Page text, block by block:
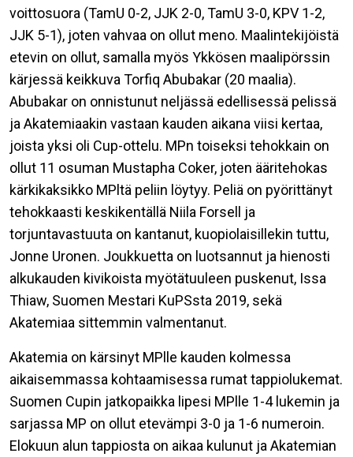
voittosuora (TamU 0-2, JJK 2-0, TamU 3-0, KPV 1-2,
JJK 5-1), joten vahvaa on ollut meno. Maalintekijöistä
etevin on ollut, samalla myös Ykkösen maalipörssin
kärjessä keikkuva Torfiq Abubakar (20 maalia).
Abubakar on onnistunut neljässä edellisessä pelissä
ja Akatemiaakin vastaan kauden aikana viisi kertaa,
joista yksi oli Cup-ottelu. MPn toiseksi tehokkain on
ollut 11 osuman Mustapha Coker, joten ääritehokas
kärkikaksikko MPltä peliin löytyy. Peliä on pyörittänyt
tehokkaasti keskikentällä Niila Forsell ja
torjuntavastuuta on kantanut, kuopiolaisillekin tuttu,
Jonne Uronen. Joukkuetta on luotsannut ja hienosti
alkukauden kivikoista myötätuuleen puskenut, Issa
Thiaw, Suomen Mestari KuPSsta 2019, sekä
Akatemiaa sittemmin valmentanut.
Akatemia on kärsinyt MPlle kauden kolmessa
aikaisemmassa kohtaamisessa rumat tappiolukemat.
Suomen Cupin jatkopaikka lipesi MPlle 1-4 lukemin ja
sarjassa MP on ollut etevämpi 3-0 ja 1-6 numeroin.
Elokuun alun tappiosta on aikaa kulunut ja Akatemian